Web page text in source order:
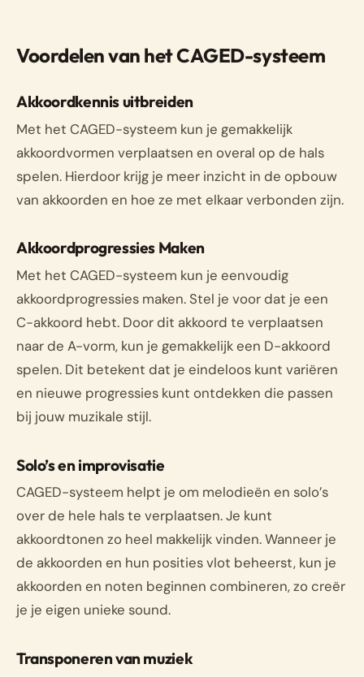
Voordelen van het CAGED-systeem
Akkoordkennis uitbreiden
Met het CAGED-systeem kun je gemakkelijk
akkoordvormen verplaatsen en overal op de hals
spelen. Hierdoor krijg je meer inzicht in de opbouw
van akkoorden en hoe ze met elkaar verbonden zijn.
Akkoordprogressies Maken
Met het CAGED-systeem kun je eenvoudig
akkoordprogressies maken. Stel je voor dat je een
C-akkoord hebt. Door dit akkoord te verplaatsen
naar de A-vorm, kun je gemakkelijk een D-akkoord
spelen. Dit betekent dat je eindeloos kunt variëren
en nieuwe progressies kunt ontdekken die passen
bij jouw muzikale stijl.
Solo’s en improvisatie
CAGED-systeem helpt je om melodieën en solo’s
over de hele hals te verplaatsen. Je kunt
akkoordtonen zo heel makkelijk vinden. Wanneer je
de akkoorden en hun posities vlot beheerst, kun je
akkoorden en noten beginnen combineren, zo creër
je je eigen unieke sound.
Transponeren van muziek